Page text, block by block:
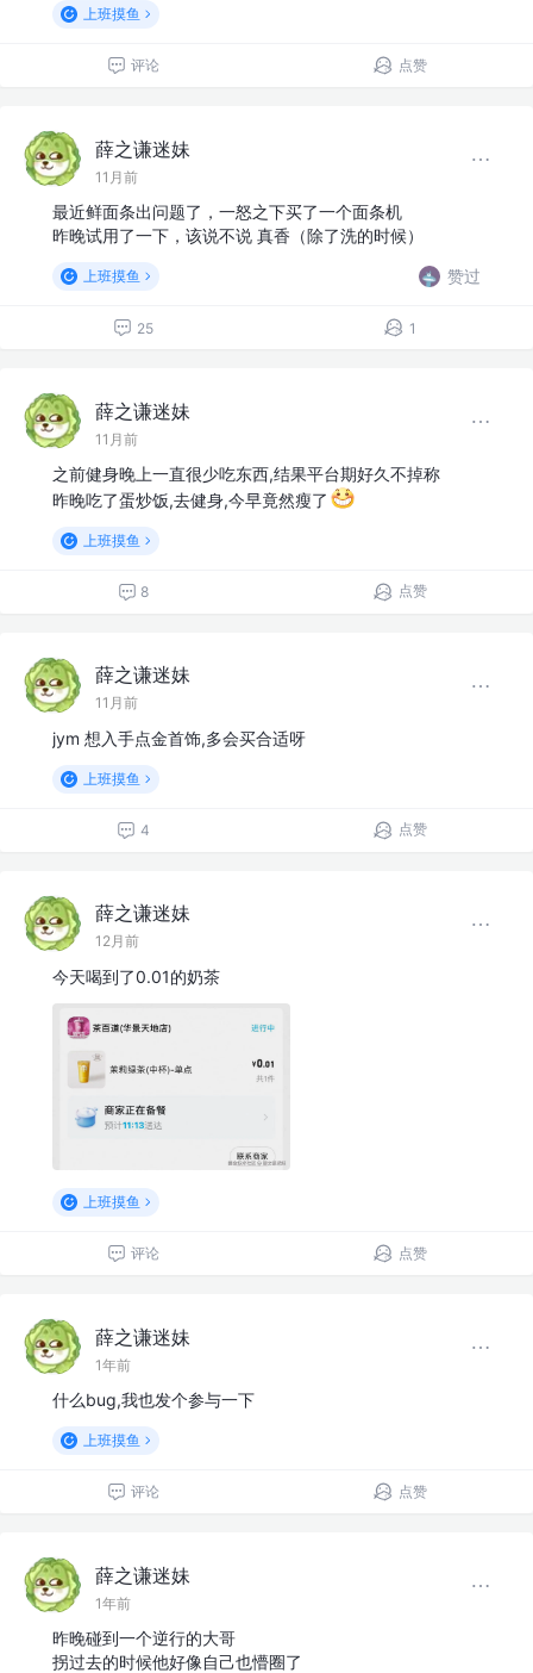
上班摸鱼
评论 点赞
薛之谦迷妹
11月前
最近鲜面条出问题了，一怒之下买了一个面条机
昨晚试用了一下，该说不说 真香（除了洗的时候）
上班摸鱼 赞过
25 1
薛之谦迷妹
11月前
之前健身晚上一直很少吃东西,结果平台期好久不掉称
昨晚吃了蛋炒饭,去健身,今早竟然瘦了
上班摸鱼
8 点赞
薛之谦迷妹
11月前
jym 想入手点金首饰,多会买合适呀
上班摸鱼
4 点赞
薛之谦迷妹
12月前
今天喝到了0.01的奶茶
上班摸鱼
评论 点赞
薛之谦迷妹
1年前
什么bug,我也发个参与一下
上班摸鱼
评论 点赞
薛之谦迷妹
1年前
昨晚碰到一个逆行的大哥
拐过去的时候他好像自己也懵圈了